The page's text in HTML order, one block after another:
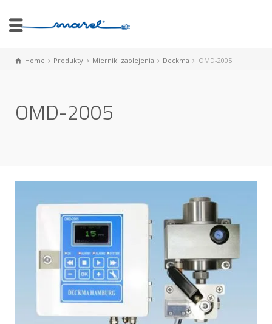
Home Produkty Mierniki zaolejenia Deckma OMD-2005
OMD-2005